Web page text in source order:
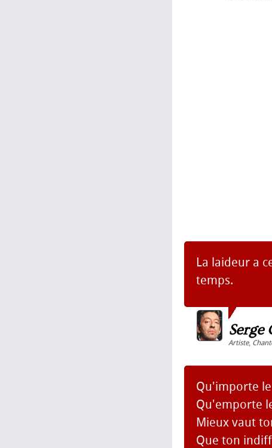
La laideur a
temps.
Serge
Artiste,
Qu'importe
Qu'emporte
Mieux vaut
Que ton